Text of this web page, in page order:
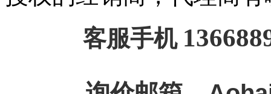
客服手机